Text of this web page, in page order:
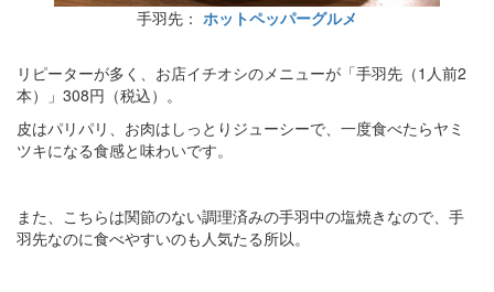
手羽先： ホットペッパーグルメ
リピーターが多く、お店イチオシのメニューが「手羽先（1人前2
本）」308円（税込）。
皮はパリパリ、お肉はしっとりジューシーで、一度食べたらヤミ
ツキになる食感と味わいです。
また、こちらは関節のない調理済みの手羽中の塩焼きなので、手
羽先なのに食べやすいのも人気たる所以。